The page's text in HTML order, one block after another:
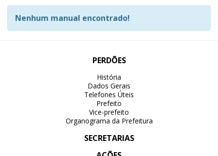
Nenhum manual encontrado!
PERDÕES
História
Dados Gerais
Telefones Úteis
Prefeito
Vice-prefeito
Organograma da Prefeitura
SECRETARIAS